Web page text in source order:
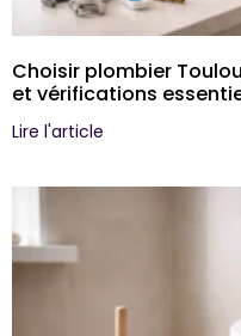
Choisir plombier
et vérifications
Lire l'article